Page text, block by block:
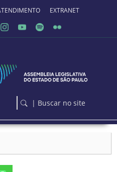
EXTRANET
| Buscar no site